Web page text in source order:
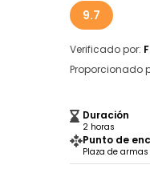
9.7
Verificado por:
Proporcionado
Duración
2 horas
Punto de
Plaza de